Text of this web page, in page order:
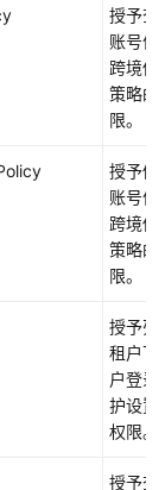
授予查
账号信
跨境传
策略的
限。
授予修
账号信
跨境传
策略的
限。
授予列
租户下
户登录
护设置
权限。
授予查